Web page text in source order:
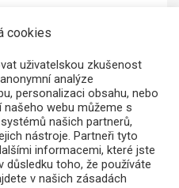
cookies
uživatelskou zkušenost
analýze
personalizaci obsahu, nebo
našeho webu můžeme s
našich partnerů,
nástroje. Partneři tyto
informacemi, které jste
důsledku toho, že používáte
v našich zásadách